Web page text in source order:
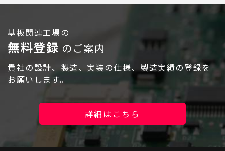
基板関連工場の
無料登録 のご案内
貴社の設計、製造、実装の仕様、製造実績の登録を
お願いします。
詳細はこちら